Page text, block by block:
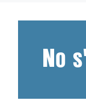
No